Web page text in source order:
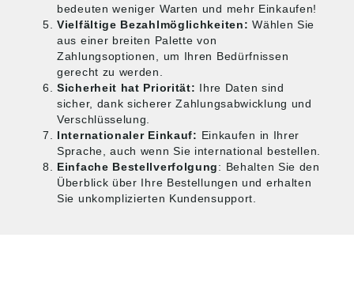
bedeuten weniger Warten und mehr Einkaufen!
Vielfältige Bezahlmöglichkeiten: Wählen Sie
aus einer breiten Palette von
Zahlungsoptionen, um Ihren Bedürfnissen
gerecht zu werden.
Sicherheit hat Priorität: Ihre Daten sind
sicher, dank sicherer Zahlungsabwicklung und
Verschlüsselung.
Internationaler Einkauf: Einkaufen in Ihrer
Sprache, auch wenn Sie international bestellen.
Einfache Bestellverfolgung: Behalten Sie den
Überblick über Ihre Bestellungen und erhalten
Sie unkomplizierten Kundensupport.